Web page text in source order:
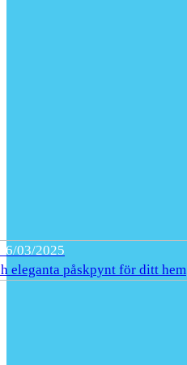
03/2025
eleganta påskpynt för ditt hem